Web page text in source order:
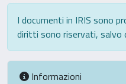
I documenti in IRIS sono
diritti sono riservati, salvo
Informazioni